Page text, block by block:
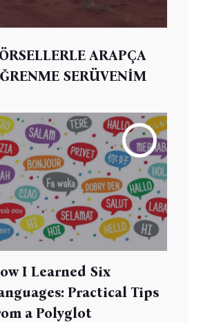
ARAPÇA
SERÜVENİM
I Learned Six
Practical Tips
a Polyglot